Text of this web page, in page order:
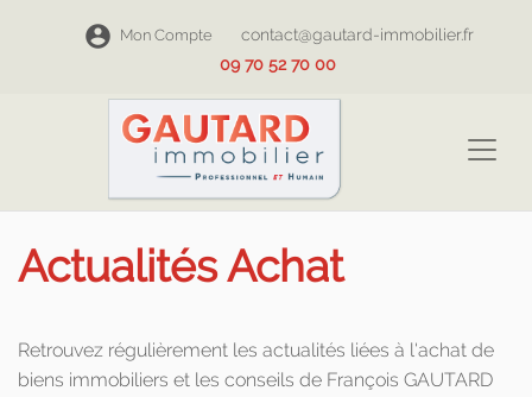
Mon Compte
contact@gautard-immobilier.fr
09 70 52 70 00
Actualités Achat
Retrouvez régulièrement les actualités liées à l'achat de
biens immobiliers et les conseils de François GAUTARD